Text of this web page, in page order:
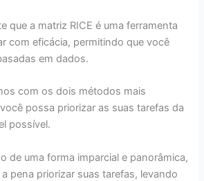
que a matriz RICE é uma ferramenta
com eficácia, permitindo que você
em dados.
com os dois métodos mais
possa priorizar as suas tarefas da
possível.
de uma forma imparcial e panorâmica,
pena priorizar suas tarefas, levando